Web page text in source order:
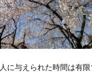
人に与えられた時間は有